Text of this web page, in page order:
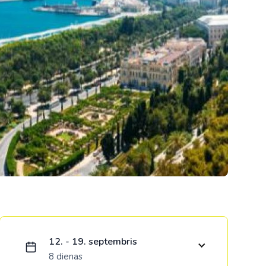
Kolumbija
Kostarika
Meksika
Panama
Ielādējam piedāvājumu...
12. - 19. septembris
8 dienas